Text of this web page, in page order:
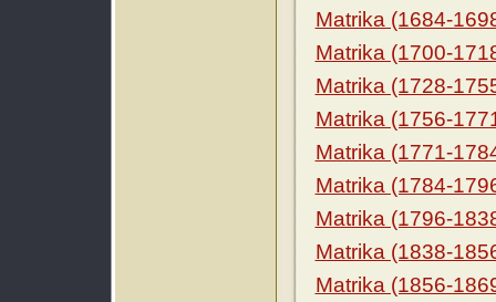
Matrika (1684-
Matrika (1700-
Matrika (1728-
Matrika (1756-
Matrika (1771-
Matrika (1784-
Matrika (1796-
Matrika (1838-
Matrika (1856-